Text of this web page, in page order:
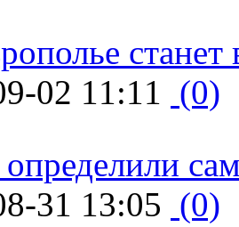
02 11:11 (0)
31 13:05 (0)